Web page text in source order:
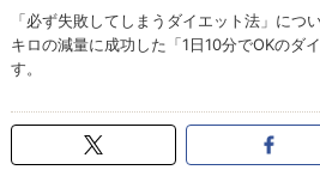
「必ず失敗してしまうダイエット法」につ
キロの減量に成功した「1日10分でOKのダ
す。